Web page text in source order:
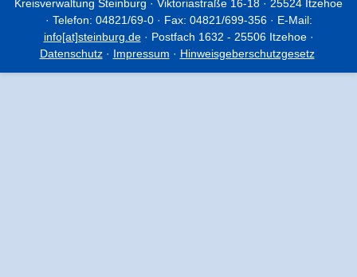
Kreisverwaltung Steinburg · Viktoriastraße 16-18 · 25524 Itzehoe
· Telefon: 04821/69-0 · Fax: 04821/699-356 · E-Mail:
info[at]steinburg.de· Postfach 1632 - 25506 Itzehoe ·
Datenschutz· Impressum · Hinweisgeberschutzgesetz